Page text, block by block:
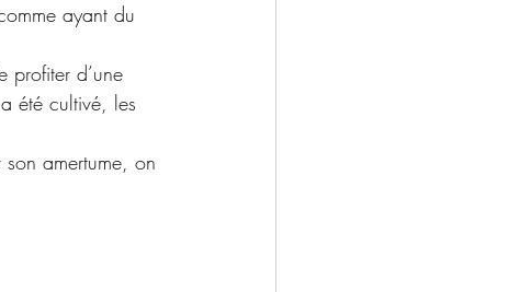
ayant du
profiter d’une
été cultivé, les
amertume, on